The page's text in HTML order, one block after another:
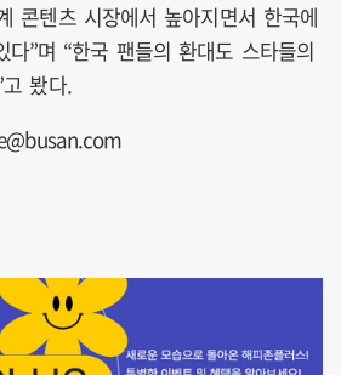
콘텐츠 시장에서 높아지면서 한국에
”며 “한국 팬들의 환대도 스타들의
봤다.